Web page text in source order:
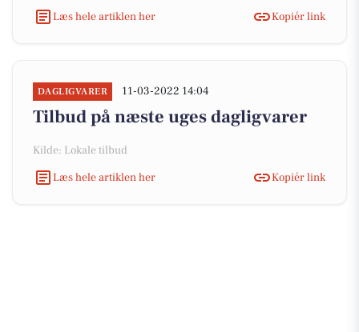
Læs hele artiklen her
Kopiér link
DAGLIGVARER 11-03-2022 14:04
Tilbud på næste uges dagligvarer
Kilde: Lokale tilbud
Læs hele artiklen her
Kopiér link